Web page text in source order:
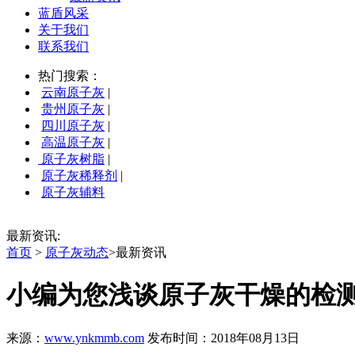
蓝盾风采
关于我们
联系我们
热门搜索：
云南原子灰 |
贵州原子灰 |
四川原子灰 |
高温原子灰 |
原子灰树脂 |
原子灰稀释剂 |
原子灰辅料
最新资讯:
首页 > 原子灰动态>最新资讯
小编为您浅谈原子灰干燥的检
来源： www.ynkmmb.com 发布时间：2018年08月13日